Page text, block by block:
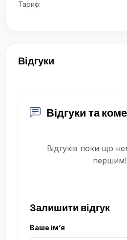
Тариф:
Відгуки
Відгуки та
Відгуків поки що
першим!
Залишити відгук
Ваше ім’я